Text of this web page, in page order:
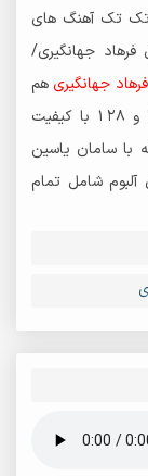
تک تک آهنگ های
فرهاد جهانگیری/
فرهاد جهانگیریهم
اکنون در سایت قرار گرفته کیفیت آهنگ ها 320 و 128 با کیفیت
با سامان یاسین
شامل تمام